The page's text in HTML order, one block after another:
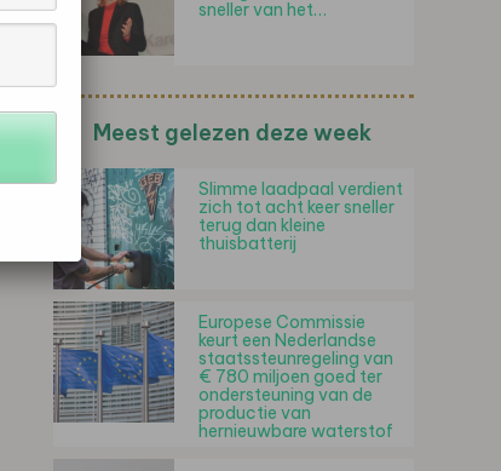
sneller van het…
Meest gelezen deze week
Slimme laadpaal verdient
zich tot acht keer sneller
terug dan kleine
thuisbatterij
Europese Commissie
keurt een Nederlandse
staatssteunregeling van
€ 780 miljoen goed ter
ondersteuning van de
productie van
hernieuwbare waterstof